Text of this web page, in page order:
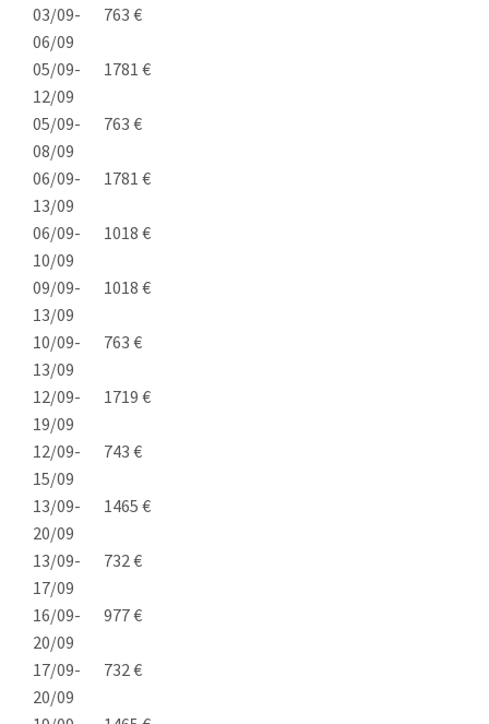
03/09-
06/09
763 €
05/09-
12/09
1781 €
05/09-
08/09
763 €
06/09-
13/09
1781 €
06/09-
10/09
1018 €
09/09-
13/09
1018 €
10/09-
13/09
763 €
12/09-
19/09
1719 €
12/09-
15/09
743 €
13/09-
20/09
1465 €
13/09-
17/09
732 €
16/09-
20/09
977 €
17/09-
20/09
732 €